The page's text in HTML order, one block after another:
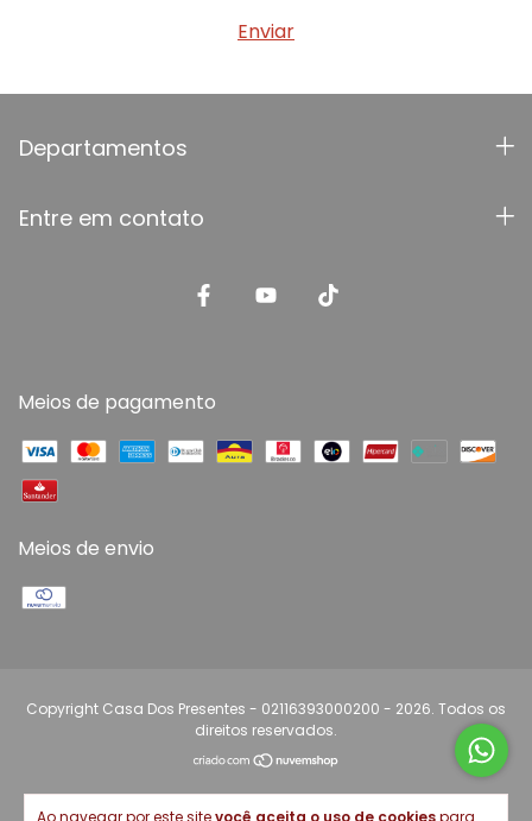
Ao navegar por este sitevocê aceita o uso de cookiespara
Departamentos
Entre em contato
Meios de pagamento
Meios de envio
Copyright Casa Dos Presentes - 02116393000200 - 2026. Todos os
direitos reservados.